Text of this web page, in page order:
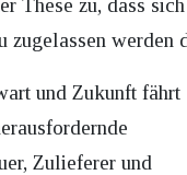
These zu, dass
werden
und Zukunft fährt
Zulieferer und